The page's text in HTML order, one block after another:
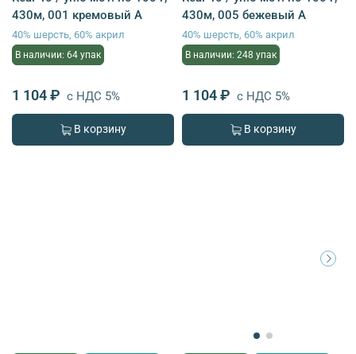
430м, 001 кремовый A
40% шерсть, 60% акрил
В наличии: 64 упак
1 104 ₽ с НДС 5%
В корзину
430м, 005 бежевый A
40% шерсть, 60% акрил
В наличии: 248 упак
1 104 ₽ с НДС 5%
В корзину